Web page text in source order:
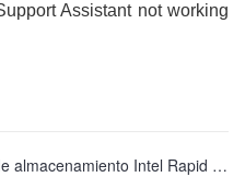
Assistant not working
La plataforma de tecnología de almacenamiento Intel Rapid no es compatible